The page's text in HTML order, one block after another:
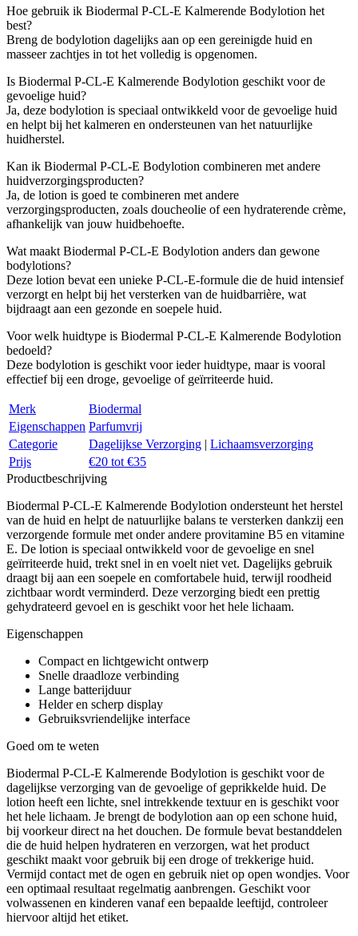
Hoe gebruik ik Biodermal P-CL-E Kalmerende Bodylotion het
best?
Breng de bodylotion dagelijks aan op een gereinigde huid en
masseer zachtjes in tot het volledig is opgenomen.
Is Biodermal P-CL-E Kalmerende Bodylotion geschikt voor de
gevoelige huid?
Ja, deze bodylotion is speciaal ontwikkeld voor de gevoelige huid
en helpt bij het kalmeren en ondersteunen van het natuurlijke
huidherstel.
Kan ik Biodermal P-CL-E Bodylotion combineren met andere
huidverzorgingsproducten?
Ja, de lotion is goed te combineren met andere
verzorgingsproducten, zoals doucheolie of een hydraterende crème,
afhankelijk van jouw huidbehoefte.
Wat maakt Biodermal P-CL-E Bodylotion anders dan gewone
bodylotions?
Deze lotion bevat een unieke P-CL-E-formule die de huid intensief
verzorgt en helpt bij het versterken van de huidbarrière, wat
bijdraagt aan een gezonde en soepele huid.
Voor welk huidtype is Biodermal P-CL-E Kalmerende Bodylotion
bedoeld?
Deze bodylotion is geschikt voor ieder huidtype, maar is vooral
effectief bij een droge, gevoelige of geïrriteerde huid.
Merk
Biodermal
Eigenschappen Parfumvrij
Categorie
Dagelijkse Verzorging | Lichaamsverzorging
Prijs
€20 tot €35
Productbeschrijving
Biodermal P-CL-E Kalmerende Bodylotion ondersteunt het herstel
van de huid en helpt de natuurlijke balans te versterken dankzij een
verzorgende formule met onder andere provitamine B5 en vitamine
E. De lotion is speciaal ontwikkeld voor de gevoelige en snel
geïrriteerde huid, trekt snel in en voelt niet vet. Dagelijks gebruik
draagt bij aan een soepele en comfortabele huid, terwijl roodheid
zichtbaar wordt verminderd. Deze verzorging biedt een prettig
gehydrateerd gevoel en is geschikt voor het hele lichaam.
Eigenschappen
Compact en lichtgewicht ontwerp
Snelle draadloze verbinding
Lange batterijduur
Helder en scherp display
Gebruiksvriendelijke interface
Goed om te weten
Biodermal P-CL-E Kalmerende Bodylotion is geschikt voor de
dagelijkse verzorging van de gevoelige of geprikkelde huid. De
lotion heeft een lichte, snel intrekkende textuur en is geschikt voor
het hele lichaam. Je brengt de bodylotion aan op een schone huid,
bij voorkeur direct na het douchen. De formule bevat bestanddelen
die de huid helpen hydrateren en verzorgen, wat het product
geschikt maakt voor gebruik bij een droge of trekkerige huid.
Vermijd contact met de ogen en gebruik niet op open wondjes. Voor
een optimaal resultaat regelmatig aanbrengen. Geschikt voor
volwassenen en kinderen vanaf een bepaalde leeftijd, controleer
hiervoor altijd het etiket.